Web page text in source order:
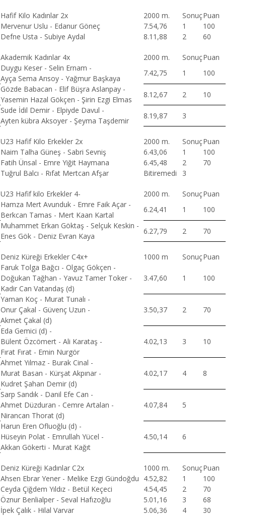
Hafif Kilo Kadınlar 2x 2000 m. SonuçPuan
Mervenur Uslu - Edanur Göneç 7.54,76 1
100
Defne Usta - Subiye Aydal 8.11,88 2 60
Akademik Kadınlar 4x 2000 m. SonuçPuan
Duygu Keser - Selin Ernam -
7.42,75 1 100
Ayça Sema Arısoy - Yağmur Başkaya
Gözde Babacan - Elif Büşra Aslanpay -
8.12,67 2 10
Yasemin Hazal Gökçen - Şirin Ezgi Elmas
Sude İdil Demir - Elpiyde Davul -
8.19,87 3
Ayten kübra Aksoyer - Şeyma Taşdemir
U23 Hafif Kilo Erkekler 2x 2000 m. SonuçPuan
Naim Talha Güneş - Sabri Sevniş 6.43,06 1
100
Fatih Ünsal - Emre Yiğit Haymana 6.45,48 2
70
Tuğrul Balcı - Rıfat Mertcan Afşar Bitiremedi 3
U23 Hafif kilo Erkekler 4- 2000 m. SonuçPuan
Hamza Mert Avunduk - Emre Faik Açar -
6.24,41 1 100
Berkcan Tamas - Mert Kaan Kartal
Muhammet Erkan Göktaş - Selçuk Keskin -
6.27,79 2 70
Enes Gök - Deniz Evran Kaya
Deniz Küreği Erkekler C4x+ 1000 m SonuçPuan
Faruk Tolga Bağcı - Olgaç Gökçen -
3.47,60
1 100
Doğukan Tağhan - Yavuz Tamer Toker -
Kadir Can Vatandaş (d)
Yaman Koç - Murat Tunalı -
3.50,37
2 70
Onur Çakal - Güvenç Uzun -
Akmet Çakal (d)
Eda Gemici (d) -
4.02,13
3 10
Bülent Özcömert - Ali Karataş -
Fırat Fırat - Emin Nurgör
Ahmet Yılmaz - Burak Cinal -
4.02,17
4 8
Murat Basan - Kürşat Akpınar -
Kudret Şahan Demir (d)
Sarp Sandık - Danil Efe Can -
4.07,84
5
Ahmet Düzduran - Cemre Artalan -
Nirancan Thorat (d)
Harun Eren Ofluoğlu (d) -
4.50,14
6
Hüseyin Polat - Emrullah Yücel -
Akkan Gökerti - Murat Kağıt
Deniz Küreği Kadınlar C2x 1000 m. SonuçPuan
Ahsen Ebrar Yener - Melike Ezgi Gündoğdu 4.52,82 1
100
Ceyda Çiğdem Yıldız - Betül Keçeci 4.54,45 2
70
Öznur Benlialper - Seval Hafızoğlu 5.01,16 3
68
İpek Çalık - Hilal Varvar 5.06,36 4 30